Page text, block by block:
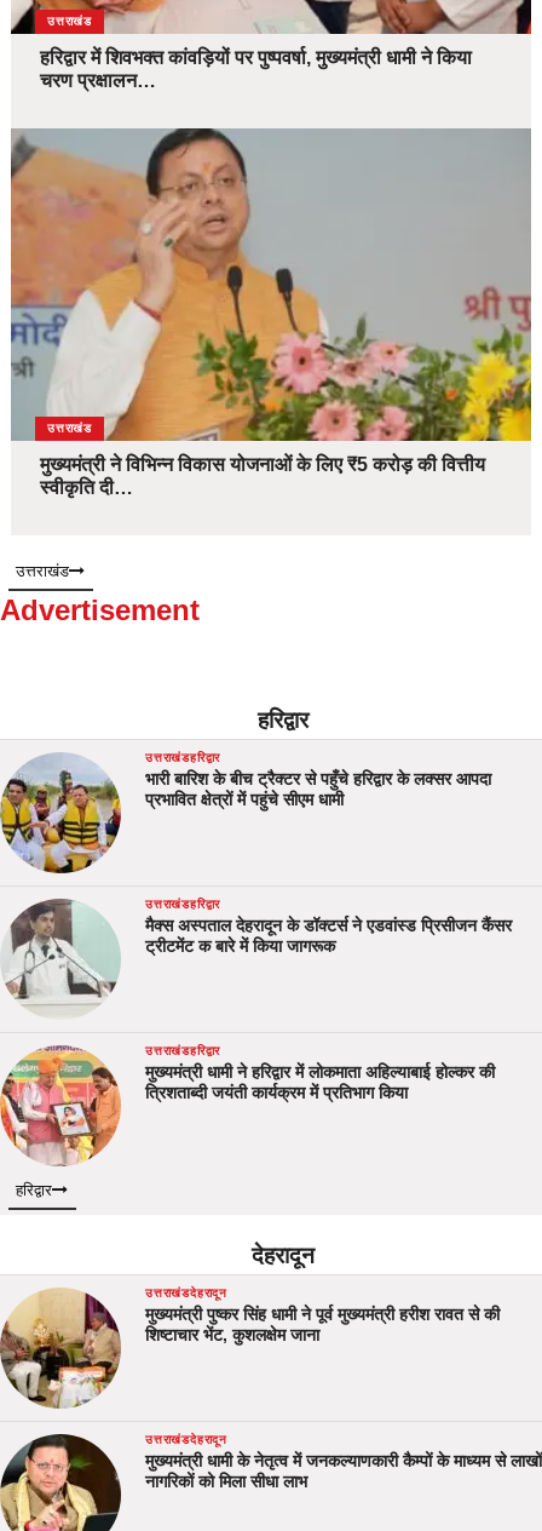
उत्तराखंड
हरिद्वार में शिवभक्त कांवड़ियों पर पुष्पवर्षा, मुख्यमंत्री धामी ने किया
चरण प्रक्षालन…
उत्तराखंड
मुख्यमंत्री ने विभिन्न विकास योजनाओं के लिए ₹5 करोड़ की वित्तीय
स्वीकृति दी…
उत्तराखंड
Advertisement
हरिद्वार
उत्तराखंडहरिद्वार
भारी बारिश के बीच ट्रैक्टर से पहुँचे हरिद्वार के लक्सर आपदा
प्रभावित क्षेत्रों में पहुंचे सीएम धामी
उत्तराखंडहरिद्वार
मैक्स अस्पताल देहरादून के डॉक्टर्स ने एडवांस्ड प्रिसीजन कैंसर
ट्रीटमेंट क बारे में किया जागरूक
उत्तराखंडहरिद्वार
मुख्यमंत्री धामी ने हरिद्वार में लोकमाता अहिल्याबाई होल्कर की
त्रिशताब्दी जयंती कार्यक्रम में प्रतिभाग किया
हरिद्वार
देहरादून
उत्तराखंडदेहरादून
मुख्यमंत्री पुष्कर सिंह धामी ने पूर्व मुख्यमंत्री हरीश रावत से की
शिष्टाचार भेंट, कुशलक्षेम जाना
उत्तराखंडदेहरादून
मुख्यमंत्री धामी के नेतृत्व में जनकल्याणकारी कैम्पों के माध्यम से लाखों
नागरिकों को मिला सीधा लाभ